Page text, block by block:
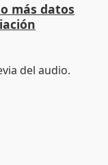
más datos